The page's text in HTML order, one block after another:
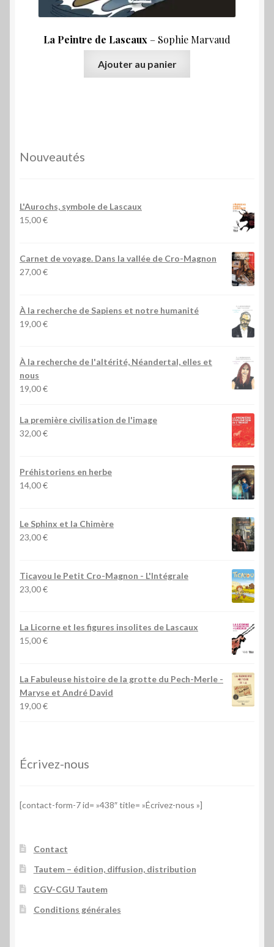
La Peintre de Lascaux – Sophie Marvaud
Ajouter au panier
Nouveautés
L'Aurochs, symbole de Lascaux
15,00€
Carnet de voyage. Dans la vallée de Cro-Magnon
27,00€
À la recherche de Sapiens et notre humanité
19,00€
À la recherche de l'altérité, Néandertal, elles et
nous
19,00€
La première civilisation de l'image
32,00€
Préhistoriens en herbe
14,00€
Le Sphinx et la Chimère
23,00€
Ticayou le Petit Cro-Magnon - L'Intégrale
23,00€
La Licorne et les figures insolites de Lascaux
15,00€
La Fabuleuse histoire de la grotte du Pech-Merle -
Maryse et André David
19,00€
Écrivez-nous
[contact-form-7 id= »438″ title= »Écrivez-nous »]
Contact
Tautem – édition, diffusion, distribution
CGV-CGU Tautem
Conditions générales